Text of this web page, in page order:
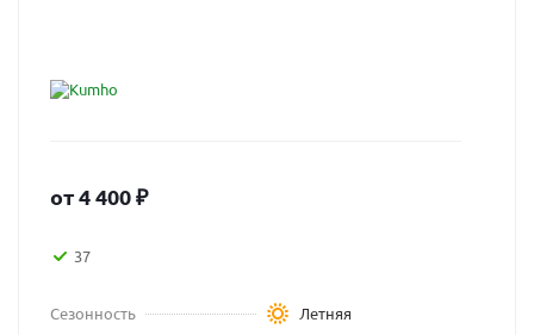
от4 400₽
37
Сезонность Летняя